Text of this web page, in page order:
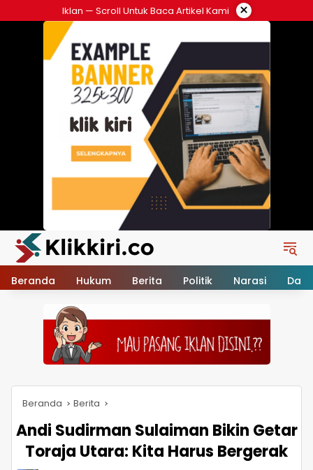
ke
Iklan — Scroll Untuk Baca Artikel Kami ×
Beranda Hukum Berita Politik Narasi
Beranda Berita
Andi Sudirman Sulaiman Bikin Getar
Toraja Utara: Kita Harus Bergerak